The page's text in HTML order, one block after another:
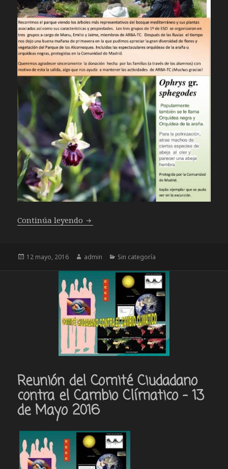
Continúa leyendo Visita Alumnos IES Jorge Manrique –
Publicado
12 mayo, 2016 Autor
admin Categorías
Sin categoría
Reunión del Comité Ciudadano
contra el Cambio Clímatico – 13
de Mayo 2016